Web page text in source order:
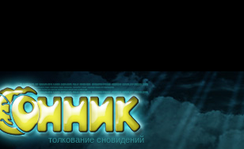
толкование сновидений